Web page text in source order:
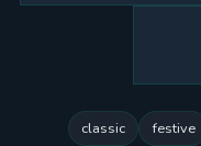
classic festive